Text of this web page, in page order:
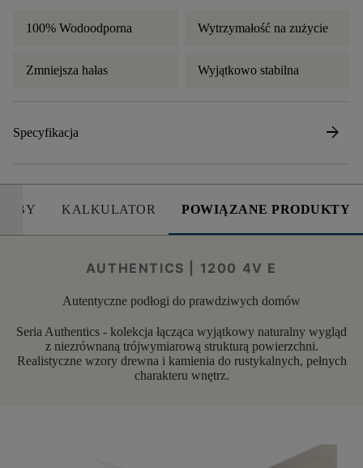
100% Wodoodporna Wytrzymałość na zużycie
Zmniejsza hałas Wyjątkowo stabilna
Specyfikacja arrow_forward
KALKULATOR POWIĄZANE PRODUKTY
AUTHENTICS | 1200 4V E
Autentyczne podłogi do prawdziwych domów
Seria Authentics - kolekcja łącząca wyjątkowy naturalny wygląd
z niezrównaną trójwymiarową strukturą powierzchni.
Realistyczne wzory drewna i kamienia do rustykalnych, pełnych
charakteru wnętrz.